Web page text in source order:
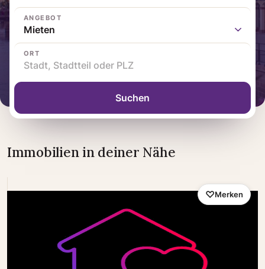
ANGEBOT
ORT
Suchen
Immobilien in deiner Nähe
Merken